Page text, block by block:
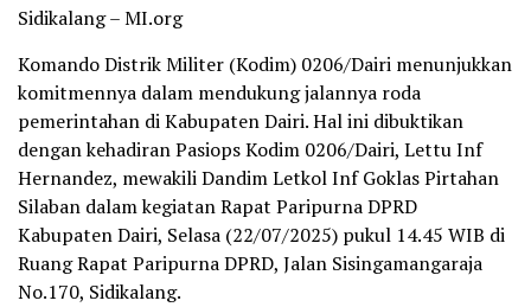
Sidikalang – MI.org
Komando Distrik Militer (Kodim) 0206/Dairi menunjukkan
komitmennya dalam mendukung jalannya roda
pemerintahan di Kabupaten Dairi. Hal ini dibuktikan
dengan kehadiran Pasiops Kodim 0206/Dairi, Lettu Inf
Hernandez, mewakili Dandim Letkol Inf Goklas Pirtahan
Silaban dalam kegiatan Rapat Paripurna DPRD
Kabupaten Dairi, Selasa (22/07/2025) pukul 14.45 WIB di
Ruang Rapat Paripurna DPRD, Jalan Sisingamangaraja
No.170, Sidikalang.